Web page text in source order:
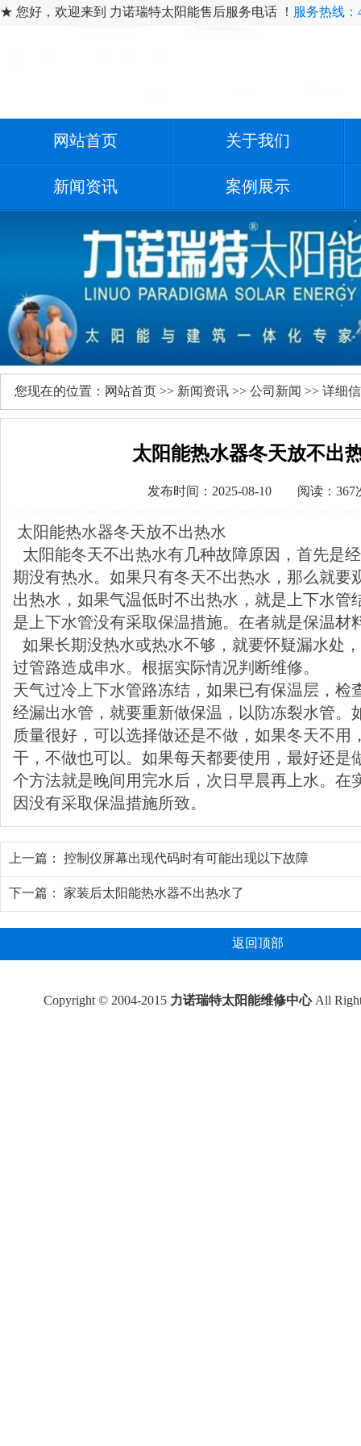
★ 您好，欢迎来到 力诺瑞特太阳能售后服务电话 ！ 服务热线：
网站首页 关于我们
新闻资讯 案例展示
您现在的位置： 网站首页 >> 新闻资讯 >> 公司新闻 >> 详细
太阳能热水器冬天放不出
发布时间：2025-08-10 阅读：367
太阳能热水器冬天放不出热水
太阳能冬天不出热水有几种故障原因，首先是
期没有热水。如果只有冬天不出热水，那么就要
出热水，如果气温低时不出热水，就是上下水管
是上下水管没有采取保温措施。在者就是保温材
如果长期没热水或热水不够，就要怀疑漏水处
过管路造成串水。根据实际情况判断维修。
天气过冷上下水管路冻结，如果已有保温层，检
经漏出水管，就要重新做保温，以防冻裂水管。
质量很好，可以选择做还是不做，如果冬天不用
干，不做也可以。如果每天都要使用，最好还是
个方法就是晚间用完水后，次日早晨再上水。在
因没有采取保温措施所致。
上一篇： 控制仪屏幕出现代码时有可能出现以下故障
下一篇： 家装后太阳能热水器不出热水了
返回顶部
Copyright © 2004-2015 力诺瑞特太阳能维修中心All